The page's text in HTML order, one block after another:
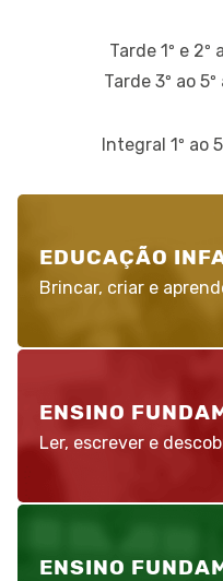
Tarde 1º e 2º
Tarde 3º ao
Integral 1º ao
EDUCAÇÃO
Brincar, criar e
ENSINO
Ler, escrever e
ENSINO